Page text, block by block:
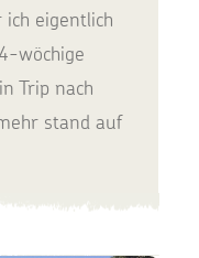
eigentlich
wöchige
Trip nach
stand auf